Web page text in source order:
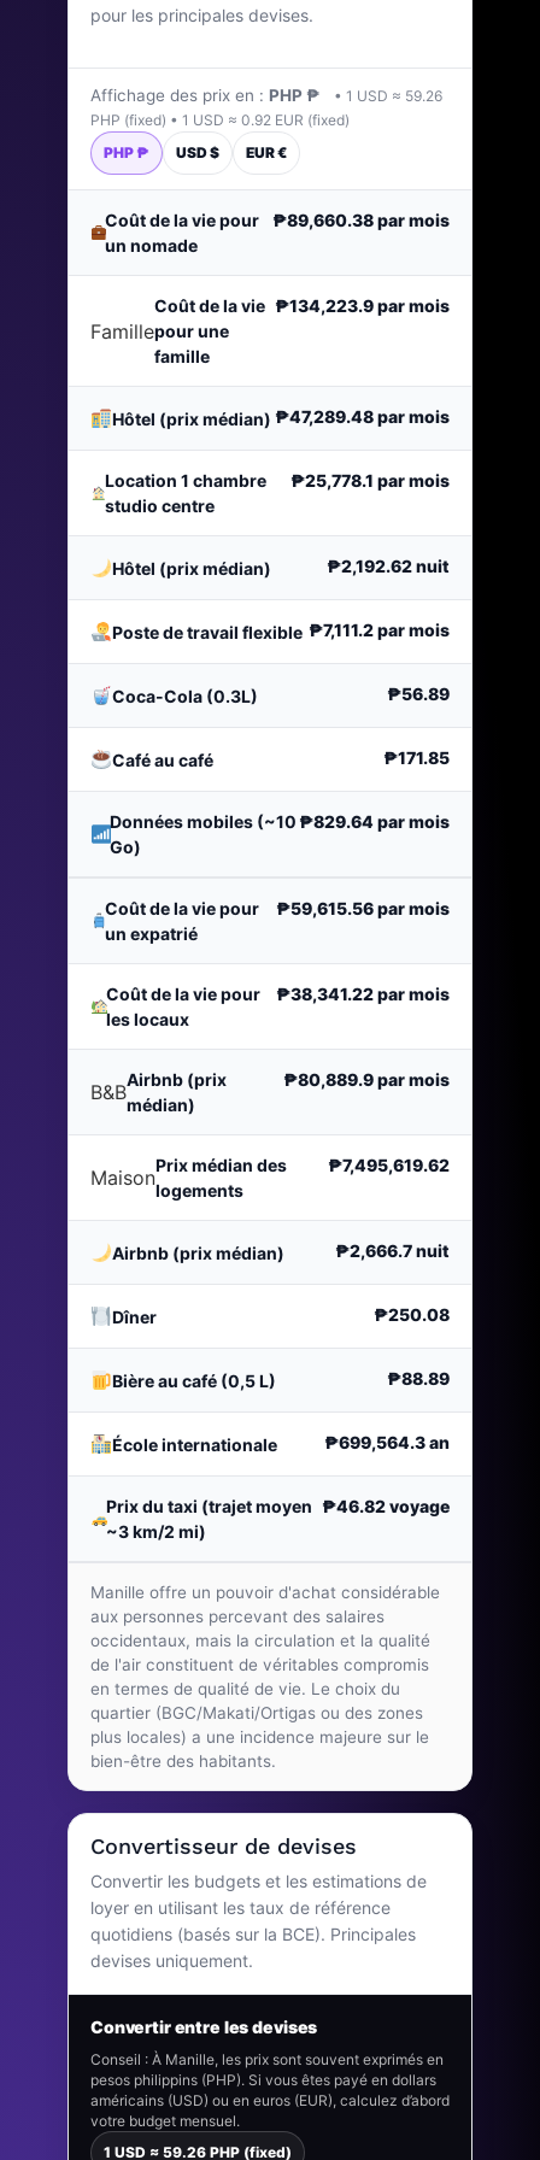
Dernière mise à jour : janvier 2026
pour les principales devises.
Affichage des prix en : PHP ₱
• 1 USD ≈ 59.26
PHP (fixed) • 1 USD ≈ 0.92 EUR (fixed)
PHP ₱
USD $ EUR €
Coût de la vie pour
un nomade
₱89,660.38par mois
Famille
Coût de la vie
pour une
famille
₱134,223.9par mois
Hôtel (prix médian) ₱47,289.48par mois
Location 1 chambre
studio centre
₱25,778.1 par mois
Hôtel (prix médian) ₱2,192.62nuit
Poste de travail flexible ₱7,111.2par mois
Coca-Cola (0.3L) ₱56.89
Café au café ₱171.85
Données mobiles (~10
Go)
₱829.64par mois
Coût de la vie pour
un expatrié
₱59,615.56par mois
Coût de la vie pour
les locaux
₱38,341.22par mois
B&B
Airbnb (prix
médian)
₱80,889.9par mois
Maison
Prix médian des
logements
₱7,495,619.62
Airbnb (prix médian) ₱2,666.7nuit
Dîner ₱250.08
Bière au café (0,5 L) ₱88.89
École internationale ₱699,564.3an
Prix du taxi (trajet moyen
~3 km/2 mi)
₱46.82voyage
Manille offre un pouvoir d'achat considérable
aux personnes percevant des salaires
occidentaux, mais la circulation et la qualité
de l'air constituent de véritables compromis
en termes de qualité de vie. Le choix du
quartier (BGC/Makati/Ortigas ou des zones
plus locales) a une incidence majeure sur le
bien-être des habitants.
Convertisseur de devises
Convertir les budgets et les estimations de
loyer en utilisant les taux de référence
quotidiens (basés sur la BCE). Principales
devises uniquement.
Convertir entre les devises
Conseil : À Manille, les prix sont souvent exprimés en
pesos philippins (PHP). Si vous êtes payé en dollars
américains (USD) ou en euros (EUR), calculez d’abord
votre budget mensuel.
1 USD ≈ 59.26 PHP (fixed)